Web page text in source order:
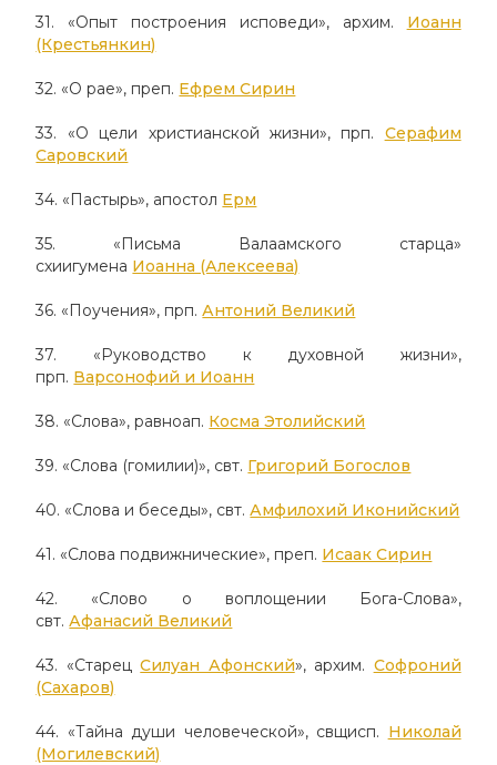
31. «Опыт построения исповеди», архим. Иоанн
(Крестьянкин)
32. «О рае», преп. Ефрем Сирин
33. «О цели христианской жизни», прп. Серафим
Саровский
34. «Пастырь», апостол Ерм
35. «Письма Валаамского старца»
схиигумена Иоанна (Алексеева)
36. «Поучения», прп.Антоний Великий
37. «Руководство к духовной жизни»,
прп. Варсонофий и Иоанн
38. «Слова», равноап. Косма Этолийский
39. «Слова (гомилии)», свт. Григорий Богослов
40. «Слова и беседы», свт.Амфилохий Иконийский
41. «Слова подвижнические», преп. Исаак Сирин
42. «Слово о воплощении Бога-Слова»,
свт.Афанасий Великий
43. «СтарецСилуан Афонский», архим. Софроний
(Сахаров)
44. «Тайна души человеческой», свщисп. Николай
(Могилевский)